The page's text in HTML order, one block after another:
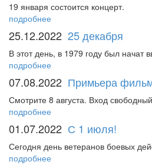
19 января состоится концерт.
подробнее
25.12.2022 25 декабря
В этот день, в 1979 году был начат
подробнее
07.08.2022 Примьера
Смотрите 8 августа. Вход
подробнее
01.07.2022 С 1 июля!
Сегодня день ветеранов боевых
подробнее